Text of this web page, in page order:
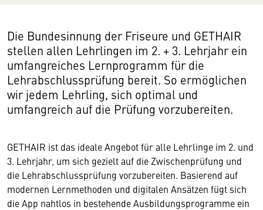
Die Bundesinnung der Friseure und GETHAIR
stellen allen Lehrlingen im 2. + 3. Lehrjahr ein
umfangreiches Lernprogramm für die
Lehrabschlussprüfung bereit. So ermöglichen
wir jedem Lehrling, sich optimal und
umfangreich auf die Prüfung vorzubereiten.
GETHAIR ist das ideale Angebot für alle Lehrlinge im 2. und
3. Lehrjahr, um sich gezielt auf die Zwischenprüfung und
die Lehrabschlussprüfung vorzubereiten. Basierend auf
modernen Lernmethoden und digitalen Ansätzen fügt sich
die App nahtlos in bestehende Ausbildungsprogramme ein